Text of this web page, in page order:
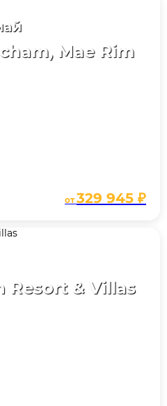
Mae Rim
от329 945 ₽
Resort & Villas